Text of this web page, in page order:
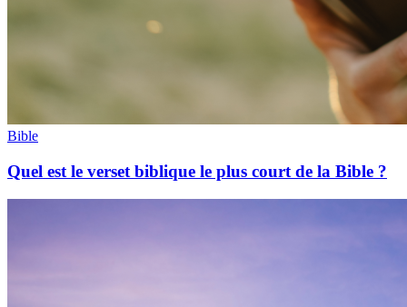
Bible
Quel est le verset biblique le plus court de la Bible ?